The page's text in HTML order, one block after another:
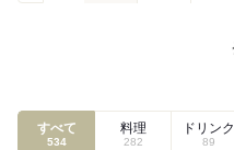
すべて
534
料理
282
ドリンク
89